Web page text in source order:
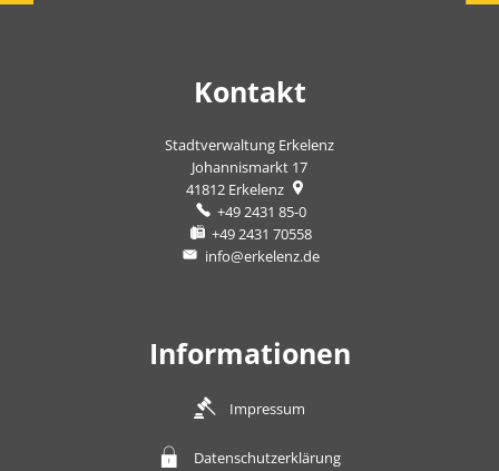
Kontakt
Stadtverwaltung Erkelenz
Johannismarkt 17
41812 Erkelenz
+49 2431 85-0
+49 2431 70558
info@erkelenz.de
Informationen
Impressum
Datenschutzerklärung